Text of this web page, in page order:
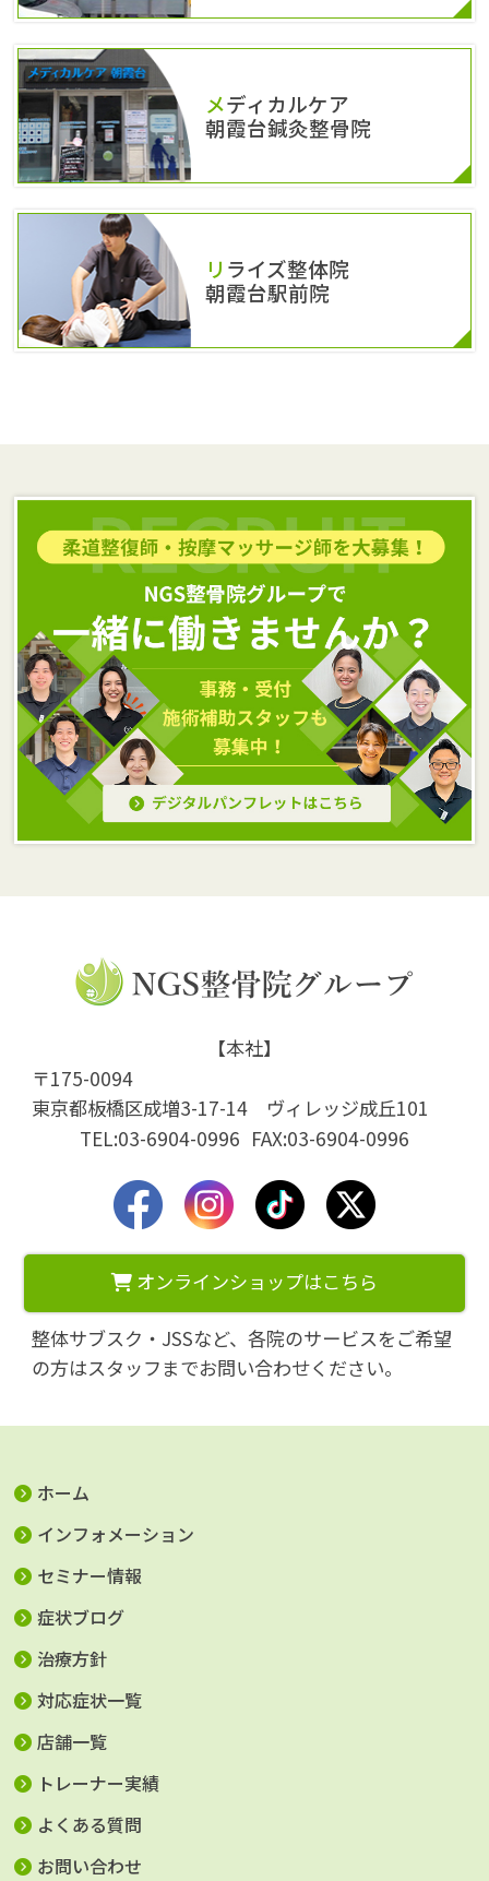
メディカルケア
朝霞台鍼灸整骨院
リライズ整体院
朝霞台駅前院
【本社】
〒175-0094
東京都板橋区成増3-17-14 ヴィレッジ成丘101
TEL:03-6904-0996 FAX:03-6904-0996
オンラインショップはこちら
整体サブスク・JSSなど、各院のサービスをご希望
の方はスタッフまでお問い合わせください。
ホーム
インフォメーション
セミナー情報
症状ブログ
治療方針
対応症状一覧
店舗一覧
トレーナー実績
よくある質問
お問い合わせ